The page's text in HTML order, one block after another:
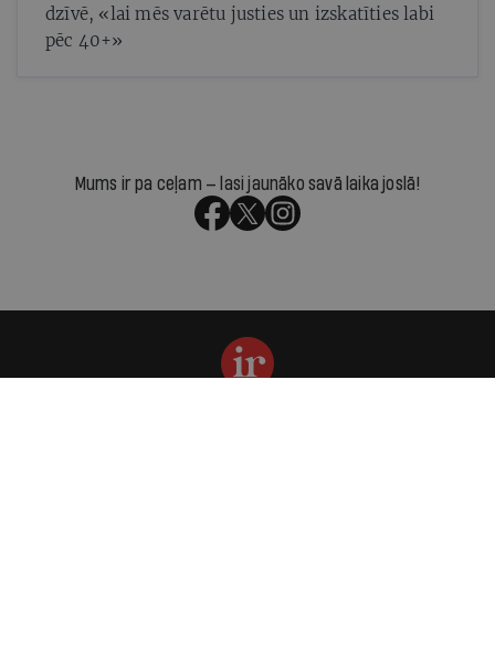
dzīvē, «lai mēs varētu justies un izskatīties labi
pēc 40+»
Mums ir pa ceļam — lasi jaunāko savā laika joslā!